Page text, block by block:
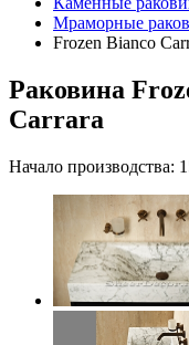
Мраморные
Frozen Bianco
Раковина
Carrara
Начало производства: